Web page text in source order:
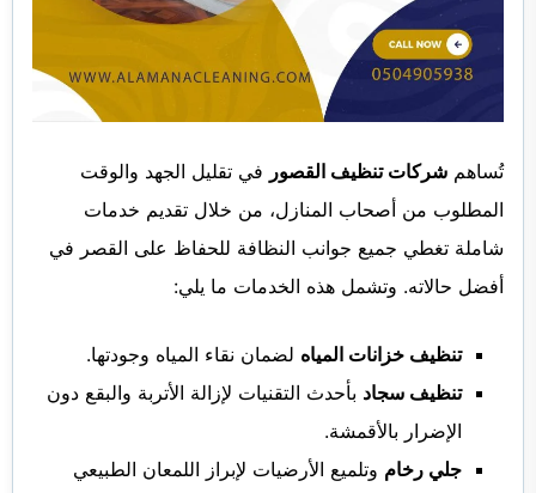
تُساهم شركات تنظيف القصور في تقليل الجهد والوقت
المطلوب من أصحاب المنازل، من خلال تقديم خدمات
شاملة تغطي جميع جوانب النظافة للحفاظ على القصر في
أفضل حالاته. وتشمل هذه الخدمات ما يلي:
تنظيف خزانات المياه لضمان نقاء المياه وجودتها.
تنظيف سجاد بأحدث التقنيات لإزالة الأتربة والبقع دون
الإضرار بالأقمشة.
جلي رخام وتلميع الأرضيات لإبراز اللمعان الطبيعي